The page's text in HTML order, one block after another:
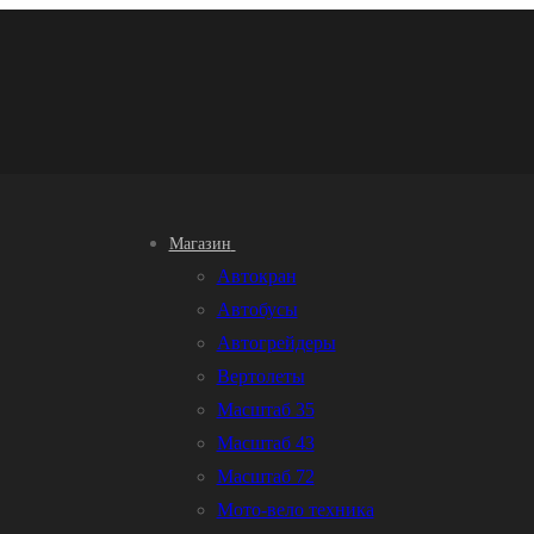
Магазин
Автокран
Автобусы
Автогрейдеры
Вертолеты
Масштаб 35
Масштаб 43
Масштаб 72
Мото-вело техника